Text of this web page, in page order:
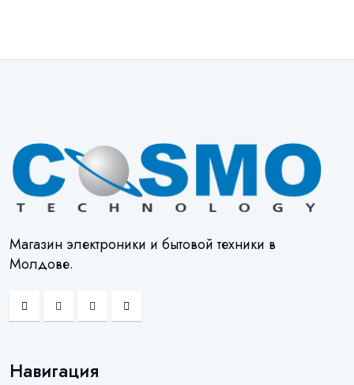
Магазин электроники и бытовой техники в
Молдове.
Навигация